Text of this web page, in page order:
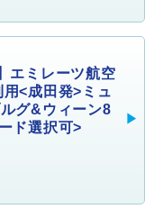
エミレーツ航空
<成田発>ミュ
グ&ウィーン8
ド選択可>